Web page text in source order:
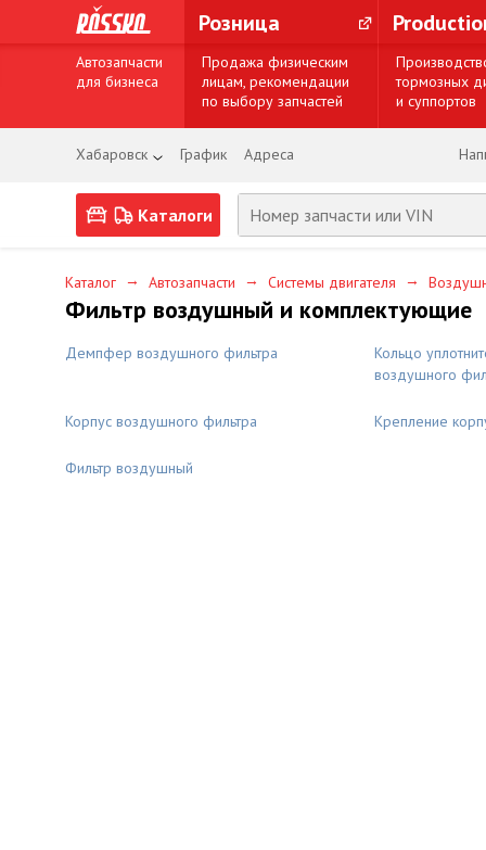
Розница
Автозапчасти
для бизнеса
Продажа физическим
лицам, рекомендации
по выбору запчастей
тормозных
и суппортов
Хабаровск График Адреса
Каталоги
Каталог → Автозапчасти → Системы двигателя →
Фильтр воздушный и комплектующие
Демпфер воздушного фильтра
Кольцо
воздушного
Корпус воздушного фильтра Крепление
Фильтр воздушный